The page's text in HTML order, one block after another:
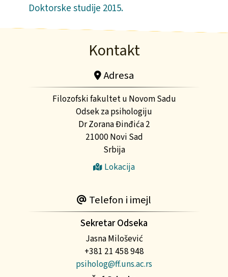
Doktorske studije 2015.
Kontakt
Adresa
Filozofski fakultet u Novom Sadu
Odsek za psihologiju
Dr Zorana Đinđića 2
21000 Novi Sad
Srbija
Lokacija
Telefon i imejl
Sekretar Odseka
Jasna Milošević
+381 21 458 948
psiholog@ff.uns.ac.rs